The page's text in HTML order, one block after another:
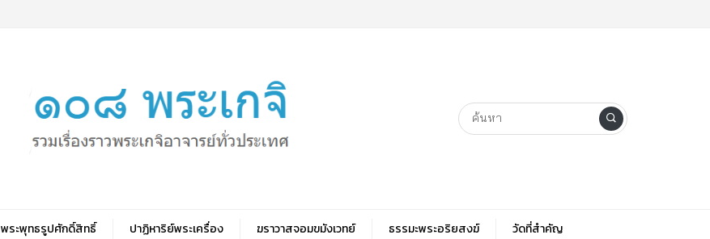
พระพุทธรูปศักดิ์สิทธิ์ ปาฏิหาริย์พระเครื่อง ฆราวาสจอมขมังเวทย์ ธรรมะพระอริยสงฆ์ วัดที่สําคัญ